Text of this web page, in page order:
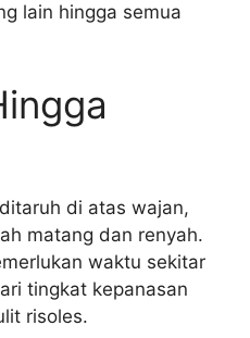
lain hingga semua
di atas wajan,
matang dan renyah.
waktu sekitar
tingkat kepanasan
risoles.